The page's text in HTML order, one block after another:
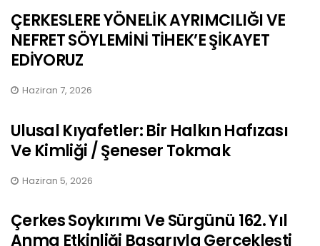
ÇERKESLERE YÖNELİK AYRIMCILIĞI VE
NEFRET SÖYLEMİNİ TİHEK’E ŞİKAYET
EDİYORUZ
Haziran 7, 2026
Ulusal Kıyafetler: Bir Halkın Hafızası
Ve Kimliği / Şeneser Tokmak
Haziran 5, 2026
Çerkes Soykırımı Ve Sürgünü 162. Yıl
Anma Etkinliği Başarıyla Gerçekleşti